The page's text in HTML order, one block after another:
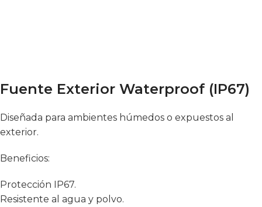
Fuente Exterior Waterproof (IP67)
Diseñada para ambientes húmedos o expuestos al
exterior.
Beneficios:
Protección IP67.
Resistente al agua y polvo.